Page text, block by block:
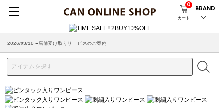
カート
0
BRAND
2026/03/18 ■店舗受け取りサービスのご案内